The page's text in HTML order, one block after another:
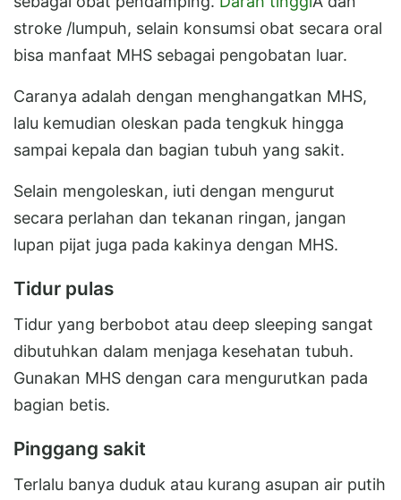
stroke /lumpuh, selain konsumsi obat secara oral
bisa manfaat MHS sebagai pengobatan luar.
Caranya adalah dengan menghangatkan MHS,
lalu kemudian oleskan pada tengkuk hingga
sampai kepala dan bagian tubuh yang sakit.
Selain mengoleskan, iuti dengan mengurut
secara perlahan dan tekanan ringan, jangan
lupan pijat juga pada kakinya dengan MHS.
Tidur pulas
Tidur yang berbobot atau deep sleeping sangat
dibutuhkan dalam menjaga kesehatan tubuh.
Gunakan MHS dengan cara mengurutkan pada
bagian betis.
Pinggang sakit
Terlalu banya duduk atau kurang asupan air putih